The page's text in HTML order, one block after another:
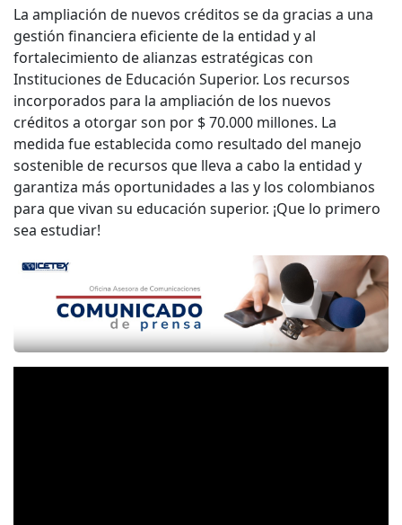
La ampliación de nuevos créditos se da gracias a una
gestión financiera eficiente de la entidad y al
fortalecimiento de alianzas estratégicas con
Instituciones de Educación Superior. Los recursos
incorporados para la ampliación de los nuevos
créditos a otorgar son por $ 70.000 millones. La
medida fue establecida como resultado del manejo
sostenible de recursos que lleva a cabo la entidad y
garantiza más oportunidades a las y los colombianos
para que vivan su educación superior. ¡Que lo primero
sea estudiar!